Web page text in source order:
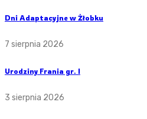
Dni Adaptacyjne w Żłobku
7 sierpnia 2026
Urodziny Frania gr. I
3 sierpnia 2026